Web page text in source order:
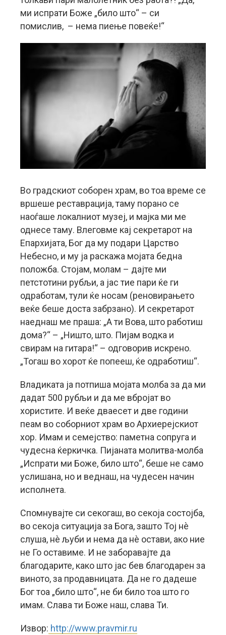
ми испрати Боже „било што“ – си
помислив, – нема пиење повеќе!“
Во градскиот соборен храм, во тоа време се
вршеше реставрација, таму порано се
наоѓаше локалниот музеј, и мајка ми ме
однесе таму. Влеговме кај секретарот на
Епархијата, Бог да му подари Царство
Небесно, и му ја раскажа мојата бедна
положба. Стојам, молам – дајте ми
петстотини рубљи, а јас тие пари ќе ги
одработам, тули ќе носам (реновирањето
веќе беше доста забрзано). И секретарот
наеднаш ме праша: „А ти Вова, што работиш
дома?“ – „Ништо, што. Пијам водка и
свирам на гитара!“ – одговорив искрено.
„Тогаш во хорот ќе попееш, ќе одработиш“.
Владиката ја потпиша мојата молба за да ми
дадат 500 рубљи и да ме вбројат во
хористите. И веќе дваесет и две години
пеам во соборниот храм во Архиерејскиот
хор. Имам и семејство: паметна сопруга и
чудесна ќеркичка. Пијаната молитва-молба
„Испрати ми Боже, било што“, беше не само
услишана, но и веднаш, на чудесен начин
исполнета.
Спомнувајте си секогаш, во секоја состојба,
во секоја ситуација за Бога, зашто Тој нè
слуша, нè љуби и нема да нè остави, ако ние
не Го оставиме. И не заборавајте да
благодарите, како што јас бев благодарен за
виното, за продавницата. Да не го дадеше
Бог тоа „било што“, не би било тоа што го
имам. Слава ти Боже наш, слава Ти.
Извор: http://www.pravmir.ru